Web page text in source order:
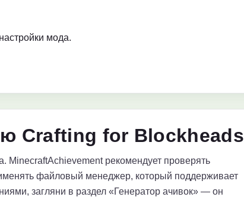
мода.
Crafting for Blockheads
MinecraftAchievement рекомендует проверять
файловый менеджер, который поддерживает
загляни в раздел «Генератор ачивок» — он